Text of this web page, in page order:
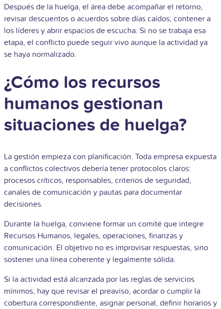
Después de la huelga, el área debe acompañar el retorno,
revisar descuentos o acuerdos sobre días caídos, contener a
los líderes y abrir espacios de escucha. Si no se trabaja esa
etapa, el conflicto puede seguir vivo aunque la actividad ya
se haya normalizado.
¿Cómo los recursos
humanos gestionan
situaciones de huelga?
La gestión empieza con planificación. Toda empresa expuesta
a conflictos colectivos debería tener protocolos claros:
procesos críticos, responsables, criterios de seguridad,
canales de comunicación y pautas para documentar
decisiones.
Durante la huelga, conviene formar un comité que integre
Recursos Humanos, legales, operaciones, finanzas y
comunicación. El objetivo no es improvisar respuestas, sino
sostener una línea coherente y legalmente sólida.
Si la actividad está alcanzada por las reglas de servicios
mínimos, hay que revisar el preaviso, acordar o cumplir la
cobertura correspondiente, asignar personal, definir horarios y